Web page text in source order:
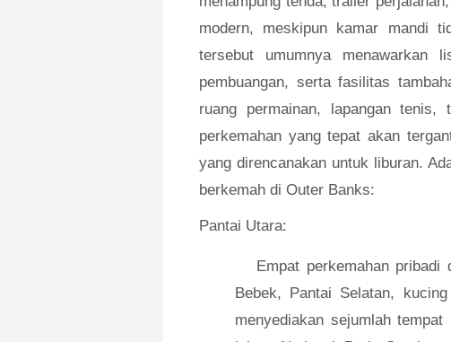
modern, meskipun kamar mandi
tersebut umumnya menawarkan
pembuangan, serta fasilitas
ruang permainan, lapangan
perkemahan yang tepat akan
yang direncanakan untuk liburan.
berkemah di Outer Banks:
Pantai Utara:
Empat perkemahan
Bebek, Pantai Selatan,
menyediakan sejumlah